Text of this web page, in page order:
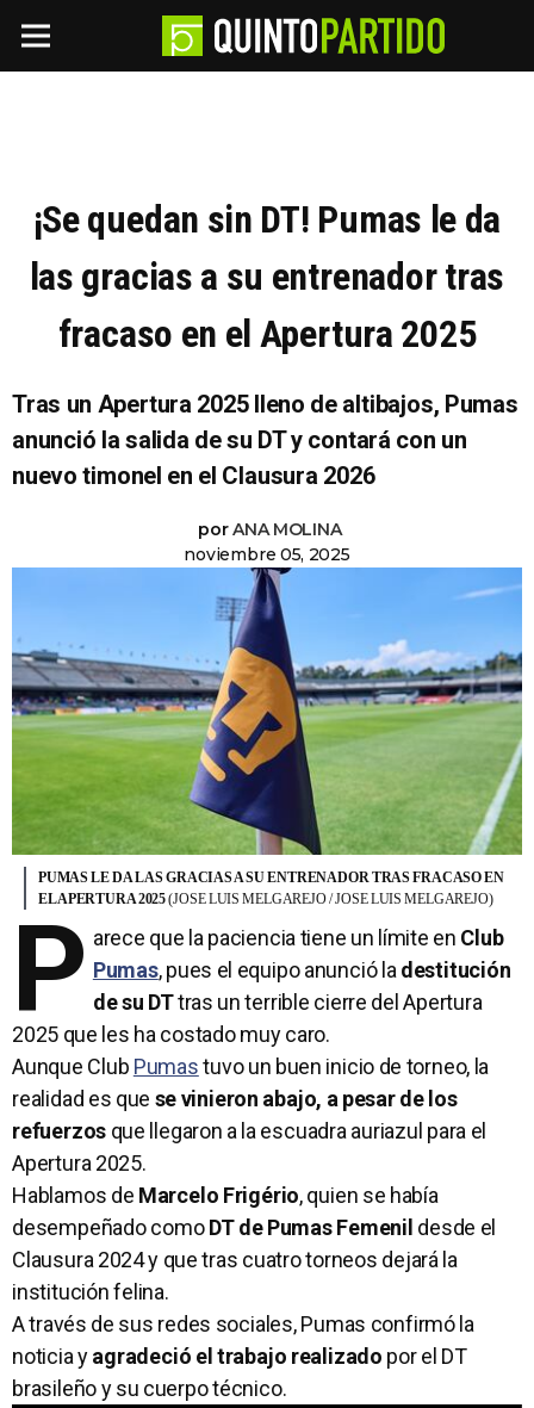
¡Se quedan sin DT! Pumas le da
las gracias a su entrenador tras
fracaso en el Apertura 2025
Tras un Apertura 2025 lleno de altibajos, Pumas
anunció la salida de su DT y contará con un
nuevo timonel en el Clausura 2026
porANA MOLINA
noviembre 05, 2025
PUMAS LE DA LAS GRACIAS A SU ENTRENADOR TRAS FRACASO EN
EL APERTURA 2025(JOSE LUIS MELGAREJO / JOSE LUIS MELGAREJO)
P arece que la paciencia tiene un límite en Club
Pumas, pues el equipo anunció ladestitución
de su DTtras un terrible cierre del Apertura
2025 que les ha costado muy caro.
Aunque Club Pumastuvo un buen inicio de torneo, la
realidad es que se vinieron abajo, a pesar de los
refuerzos que llegaron a la escuadra auriazul para el
Apertura 2025.
Hablamos de Marcelo Frigério, quien se había
desempeñado comoDT de Pumas Femenil desde el
Clausura 2024 y que tras cuatro torneos dejará la
institución felina.
A través de sus redes sociales, Pumas confirmó la
noticia yagradeció el trabajo realizado por el DT
brasileño y su cuerpo técnico.